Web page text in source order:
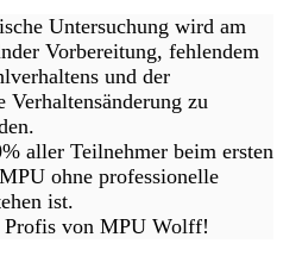
Untersuchung wird am
Vorbereitung, fehlendem
und der
zu
aller Teilnehmer beim ersten
ohne professionelle
ist.
von MPU Wolff!